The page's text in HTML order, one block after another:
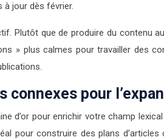
à jour dès février.
Plutôt que de produire du contenu
» plus calmes pour travailler des
pour
d’or pour enrichir votre champ
pour construire des plans